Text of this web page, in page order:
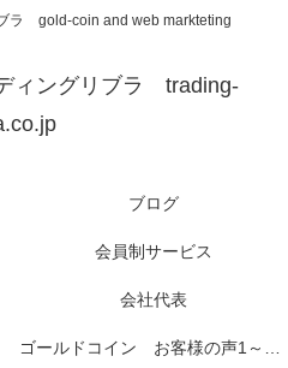
ラ gold-coin and web markteting
ィングリブラ trading-
ブログ
会員制サービス
会社代表
ゴールドコイン お客様の声1～6ページ